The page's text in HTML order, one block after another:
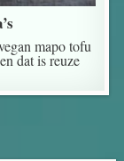
mapo tofu
dat is reuze